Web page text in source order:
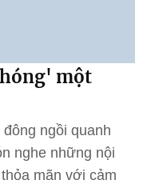
một
ngồi quanh
nghe những nội
mãn với cảm